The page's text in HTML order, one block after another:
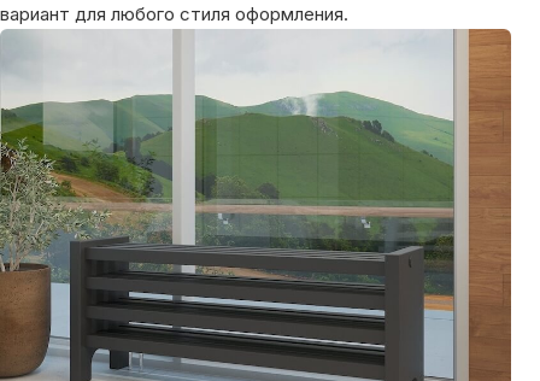
вариант для любого стиля оформления.